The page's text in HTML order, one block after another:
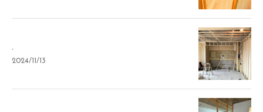
.
2024/11/13